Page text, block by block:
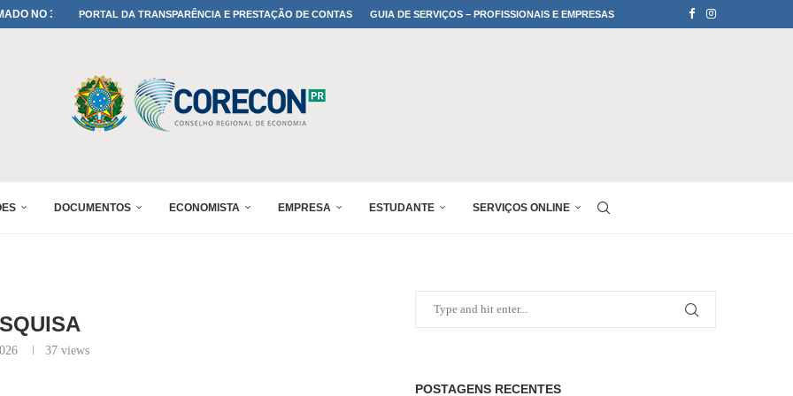
A TODOS OS PAIS!PORTAL DA TRANSPARÊNCIA E PRESTAÇÃO DE CONTAS GUIA DE SERVIÇOS – PROFISSIONAIS E EMPRESAS
DOCUMENTOS ECONOMISTA EMPRESA ESTUDANTE SERVIÇOS ONLINE
37 views
POSTAGENS RECENTES